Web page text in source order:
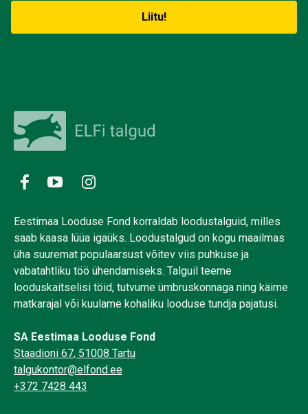
Eestimaa Looduse Fond korraldab loodustalguid, milles
saab kaasa lüüa igaüks. Loodustalgud on kogu maailmas
üha suuremat populaarsust võitev viis puhkuse ja
vabatahtliku töö ühendamiseks. Talguil teeme
looduskaitselisi töid, tutvume ümbruskonnaga ning käime
matkarajal või kuulame kohaliku looduse tundja pajatusi.
SA Eestimaa Looduse Fond
Staadioni 67, 51008 Tartu
talgukontor@elfond.ee
+372 7428 443